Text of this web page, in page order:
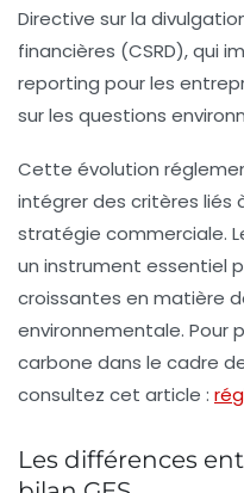
Directive sur la
financières (CSRD), qui
reporting pour les
sur les questions
Cette évolution
intégrer des critères liés
stratégie commerciale.
un instrument essentiel
croissantes en matière
environnementale. Pour
carbone dans le cadre
consultez cet article :
Les différences